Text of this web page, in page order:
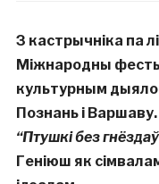
З кастрычніка па
Міжнародны
культурным
Познань і
“Птушкі без
Геніюш як